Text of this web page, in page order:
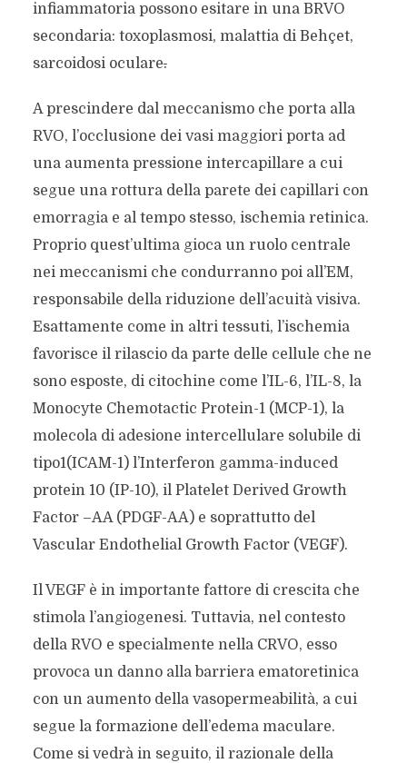
infiammatoria possono esitare in una BRVO
secondaria: toxoplasmosi, malattia di Behçet,
sarcoidosi oculare.
A prescindere dal meccanismo che porta alla
RVO, l’occlusione dei vasi maggiori porta ad
una aumenta pressione intercapillare a cui
segue una rottura della parete dei capillari con
emorragia e al tempo stesso, ischemia retinica.
Proprio quest’ultima gioca un ruolo centrale
nei meccanismi che condurranno poi all’EM,
responsabile della riduzione dell’acuità visiva.
Esattamente come in altri tessuti, l’ischemia
favorisce il rilascio da parte delle cellule che ne
sono esposte, di citochine come l’IL-6, l’IL-8, la
Monocyte Chemotactic Protein-1 (MCP-1), la
molecola di adesione intercellulare solubile di
tipo1(ICAM-1) l’Interferon gamma-induced
protein 10 (IP-10), il Platelet Derived Growth
Factor –AA (PDGF-AA) e soprattutto del
Vascular Endothelial Growth Factor (VEGF).
Il VEGF è in importante fattore di crescita che
stimola l’angiogenesi. Tuttavia, nel contesto
della RVO e specialmente nella CRVO, esso
provoca un danno alla barriera ematoretinica
con un aumento della vasopermeabilità, a cui
segue la formazione dell’edema maculare.
Come si vedrà in seguito, il razionale della